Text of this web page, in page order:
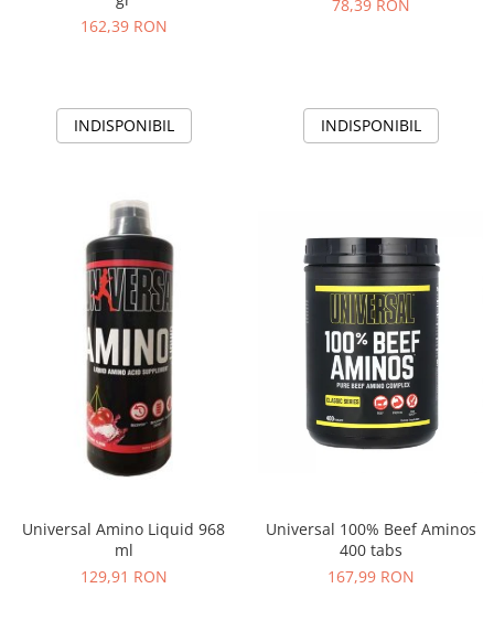
162,39 RON
INDISPONIBIL
78,39 RON
INDISPONIBIL
Universal Amino Liquid 968
ml
129,91 RON
Universal 100% Beef Aminos
400 tabs
167,99 RON